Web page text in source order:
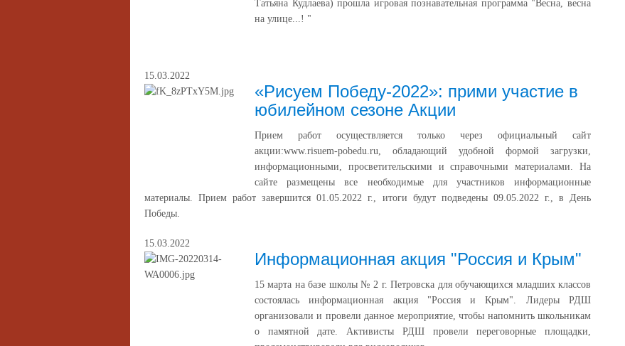
Татьяна Кудлаева) прошла игровая познавательная программа "Весна, весна
на улице...! "
15.03.2022
«Рисуем Победу-2022»: прими участие в
юбилейном сезоне Акции
Прием работ осуществляется только через официальный сайт
акции:www.risuem-pobedu.ru, обладающий удобной формой загрузки,
информационными, просветительскими и справочными материалами. На
сайте размещены все необходимые для участников информационные
материалы. Прием работ завершится 01.05.2022 г., итоги будут подведены 09.05.2022 г., в День
Победы.
15.03.2022
Информационная акция "Россия и Крым"
15 марта на базе школы № 2 г. Петровска для обучающихся младших классов
состоялась информационная акция "Россия и Крым". Лидеры РДШ
организовали и провели данное мероприятие, чтобы напомнить школьникам
о памятной дате. Активисты РДШ провели переговорные площадки,